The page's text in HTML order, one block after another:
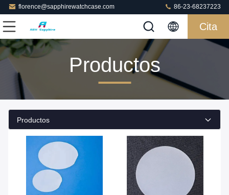
florence@sapphirewatchcase.com 86-23-68237223
Cita
Productos
Productos